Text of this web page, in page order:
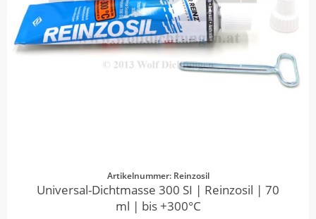
Artikelnummer: Reinzosil
Universal-Dichtmasse 300 SI | Reinzosil | 70
ml | bis +300°C